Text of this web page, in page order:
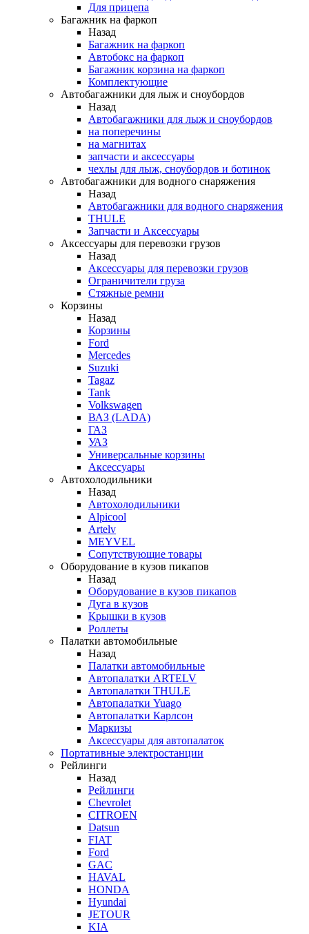
Для прицепа
Багажник на фаркоп
Назад
Багажник на фаркоп
Автобокс на фаркоп
Багажник корзина на фаркоп
Комплектующие
Автобагажники для лыж и сноубордов
Назад
Автобагажники для лыж и сноубордов
на поперечины
на магнитах
запчасти и аксессуары
чехлы для лыж, сноубордов и ботинок
Автобагажники для водного снаряжения
Назад
Автобагажники для водного снаряжения
THULE
Запчасти и Аксессуары
Аксессуары для перевозки грузов
Назад
Аксессуары для перевозки грузов
Ограничители груза
Стяжные ремни
Корзины
Назад
Корзины
Ford
Mercedes
Suzuki
Tagaz
Tank
Volkswagen
ВАЗ (LADA)
ГАЗ
УАЗ
Универсальные корзины
Аксессуары
Автохолодильники
Назад
Автохолодильники
Alpicool
Artelv
MEYVEL
Сопутствующие товары
Оборудование в кузов пикапов
Назад
Оборудование в кузов пикапов
Дуга в кузов
Крышки в кузов
Роллеты
Палатки автомобильные
Назад
Палатки автомобильные
Автопалатки ARTELV
Автопалатки THULE
Автопалатки Yuago
Автопалатки Карлсон
Маркизы
Аксессуары для автопалаток
Портативные электростанции
Рейлинги
Назад
Рейлинги
Chevrolet
CITROEN
Datsun
FIAT
Ford
GAC
HAVAL
HONDA
Hyundai
JETOUR
KIA